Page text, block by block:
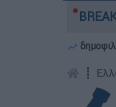
στο
┋